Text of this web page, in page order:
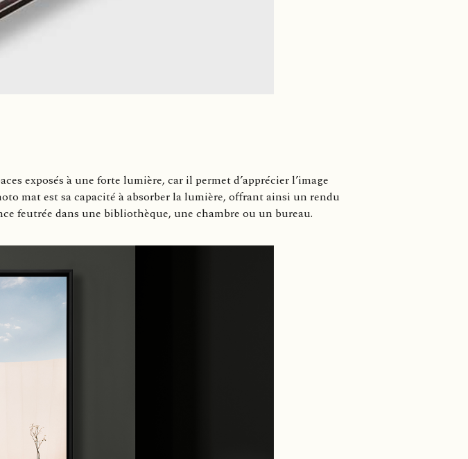
exposés à une forte lumière, car il permet d’apprécier l’image
mat est sa capacité à absorber la lumière, offrant ainsi un rendu
feutrée dans une bibliothèque, une chambre ou un bureau.